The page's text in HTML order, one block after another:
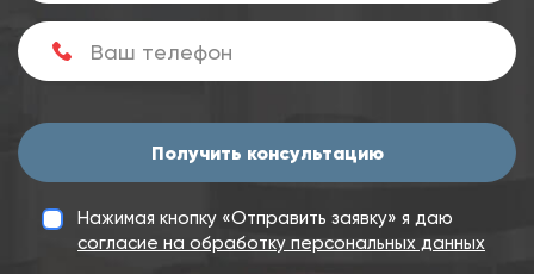
Получить консультацию
Нажимая кнопку «Отправить заявку» я даю
согласие на обработку персональных данных